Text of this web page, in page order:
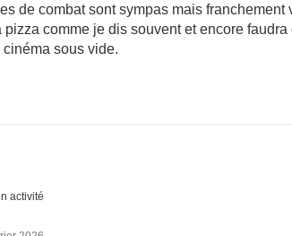
de combat sont sympas mais franchement
comme je dis souvent et encore
sous vide.
activité